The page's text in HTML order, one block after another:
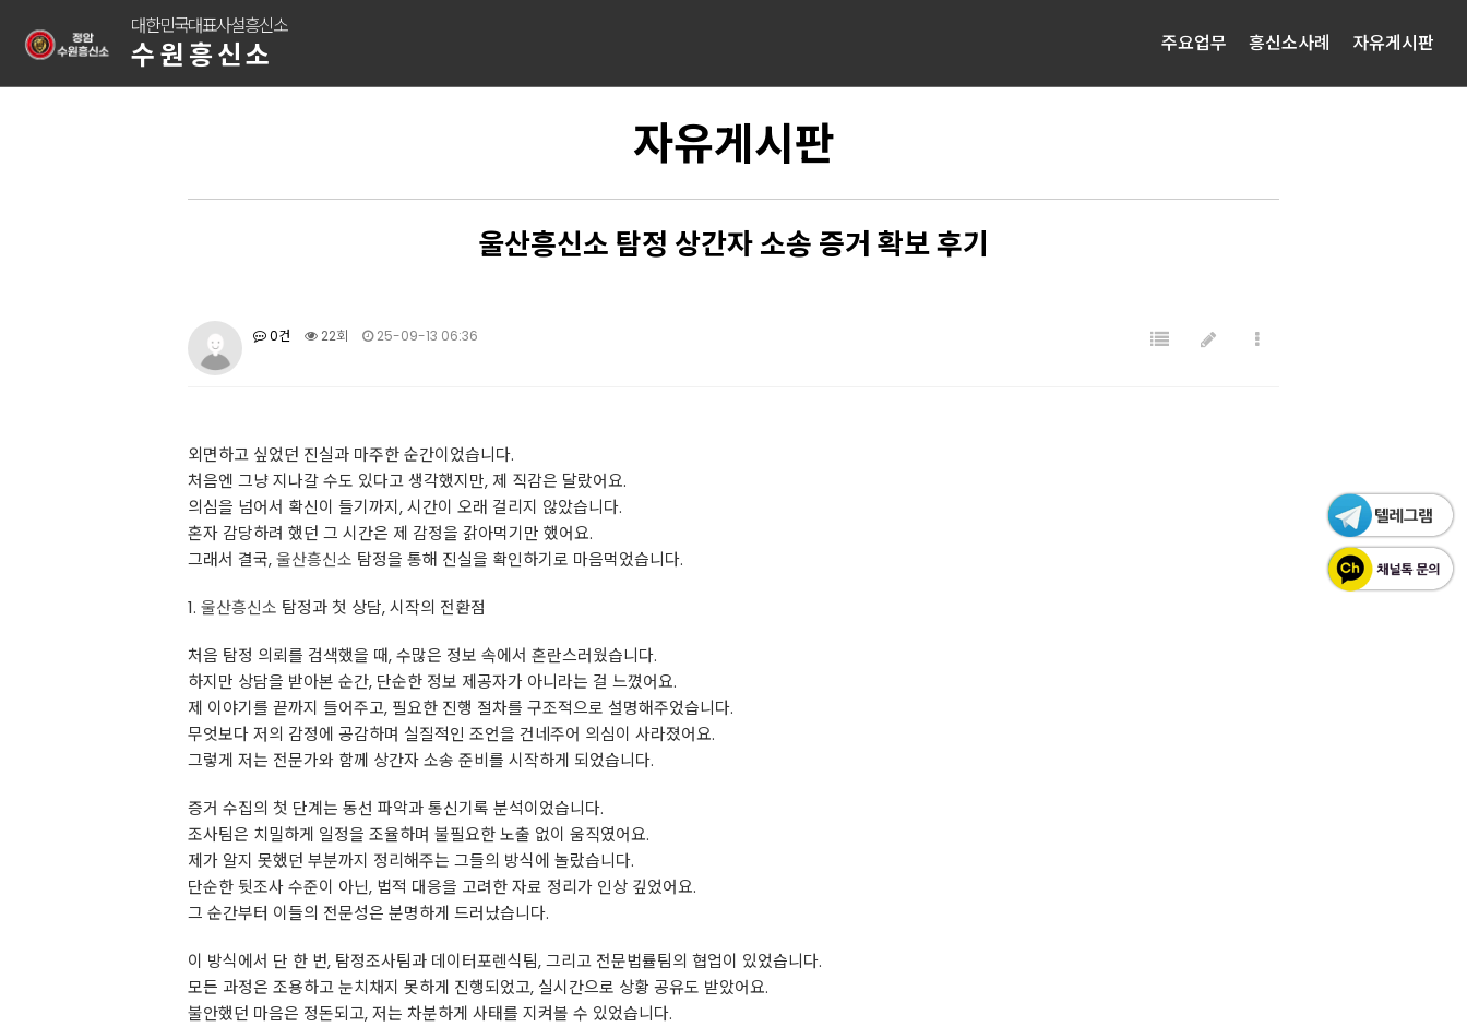
대한민국대표사설흥신소
수원흥신소 주요업무 흥신소사례 자유게시판
자유게시판
울산흥신소 탐정 상간자 소송 증거 확보 후기
0건 22회 25-09-13 06:36
외면하고 싶었던 진실과 마주한 순간이었습니다.
처음엔 그냥 지나갈 수도 있다고 생각했지만, 제 직감은 달랐어요.
의심을 넘어서 확신이 들기까지, 시간이 오래 걸리지 않았습니다.
혼자 감당하려 했던 그 시간은 제 감정을 갉아먹기만 했어요.
그래서 결국,울산흥신소 탐정을 통해 진실을 확인하기로 마음먹었습니다.
1. 울산흥신소 탐정과 첫 상담, 시작의 전환점
처음 탐정 의뢰를 검색했을 때, 수많은 정보 속에서 혼란스러웠습니다.
하지만 상담을 받아본 순간, 단순한 정보 제공자가 아니라는 걸 느꼈어요.
제 이야기를 끝까지 들어주고, 필요한 진행 절차를 구조적으로 설명해주었습니다.
무엇보다 저의 감정에 공감하며 실질적인 조언을 건네주어 의심이 사라졌어요.
그렇게 저는 전문가와 함께 상간자 소송 준비를 시작하게 되었습니다.
증거 수집의 첫 단계는 동선 파악과 통신기록 분석이었습니다.
조사팀은 치밀하게 일정을 조율하며 불필요한 노출 없이 움직였어요.
제가 알지 못했던 부분까지 정리해주는 그들의 방식에 놀랐습니다.
단순한 뒷조사 수준이 아닌, 법적 대응을 고려한 자료 정리가 인상 깊었어요.
그 순간부터 이들의 전문성은 분명하게 드러났습니다.
이 방식에서 단 한 번, 탐정조사팀과 데이터포렌식팀, 그리고 전문법률팀의 협업이 있었습니다.
모든 과정은 조용하고 눈치채지 못하게 진행되었고, 실시간으로 상황 공유도 받았어요.
불안했던 마음은 정돈되고, 저는 차분하게 사태를 지켜볼 수 있었습니다.